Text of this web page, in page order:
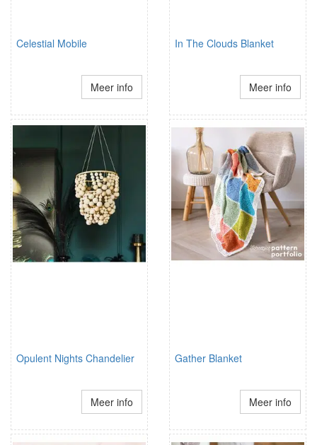
Celestial Mobile
Meer info
In The Clouds Blanket
Meer info
Opulent Nights Chandelier
Meer info
Gather Blanket
Meer info